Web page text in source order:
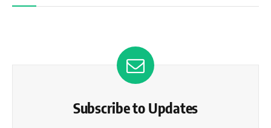
Subscribe to Updates